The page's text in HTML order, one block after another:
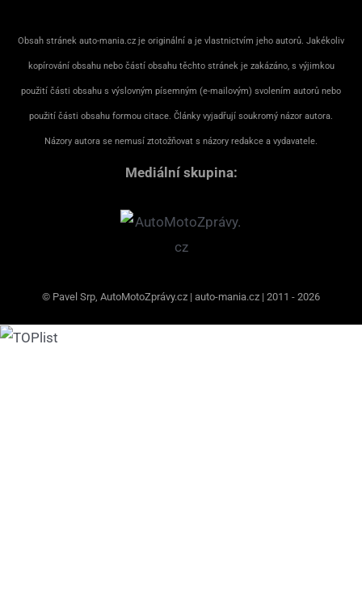
Obsah stránek auto-mania.cz je originální a je vlastnictvím jeho autorů. Jakékoliv
kopírování obsahu nebo částí obsahu těchto stránek je zakázáno, s výjimkou
použití části obsahu s výslovným písemným (e-mailovým) svolením autorů nebo
použití části obsahu formou citace. Články vyjadřují soukromý názor autora.
Názory autora se nemusí ztotožňovat s názory redakce a vydavatele.
Mediální skupina:
© Pavel Srp, AutoMotoZprávy.cz | auto-mania.cz | 2011 - 2026